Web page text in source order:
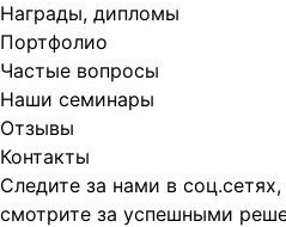
Награды, дипломы
Портфолио
Частые вопросы
Наши семинары
Отзывы
Контакты
Следите за нами в
смотрите за успешными